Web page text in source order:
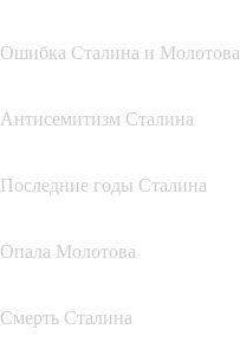
Ошибка Сталина и Молотова
Антисемитизм Сталина
Последние годы Сталина
Опала Молотова
Смерть Сталина